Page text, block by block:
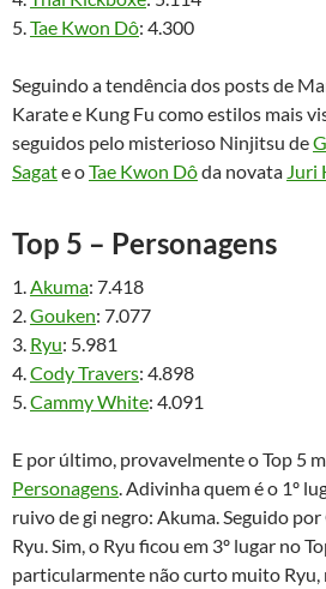
5.Tae Kwon Dô: 4.300
Seguindo a tendência dos posts de
Karate e Kung Fu como estilos mais
seguidos pelo misterioso Ninjitsu de
Sagate oTae Kwon Dôda novata Juri
Top 5 – Personagens
1.Akuma: 7.418
2.Gouken: 7.077
3. Ryu: 5.981
4.Cody Travers: 4.898
5.Cammy White: 4.091
E por último, provavelmente o Top 5
Personagens. Adivinha quem é o 1º
ruivo de gi negro: Akuma. Seguido
Ryu. Sim, o Ryu ficou em 3º lugar no
particularmente não curto muito Ryu,